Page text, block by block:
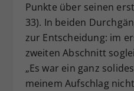
Punkte über seinen
33). In beiden
zur Entscheidung: im
zweiten Abschnitt
„Es war ein ganz
meinem Aufschlag